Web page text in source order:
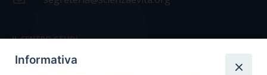
IL CENTRO STUDI
La nostra storia
Informativa